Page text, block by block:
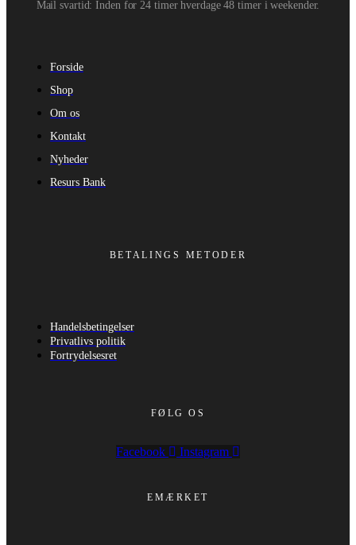
Mail svartid: Inden for 24 timer hverdage 48 timer i weekender.
Forside
Shop
Om os
Kontakt
Nyheder
Resurs Bank
BETALINGS METODER
Handelsbetingelser
Privatlivs politik
Fortrydelsesret
FØLG OS
Facebook Instagram
EMÆRKET